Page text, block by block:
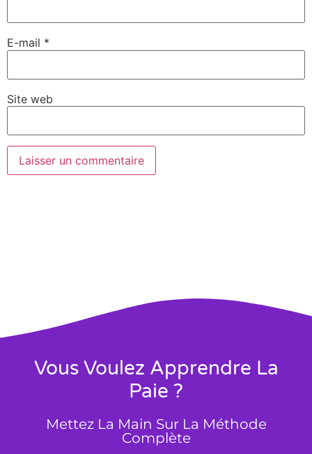
E-mail *
Site web
Vous Voulez Apprendre La
Paie ?
Mettez La Main Sur La Méthode
Complète